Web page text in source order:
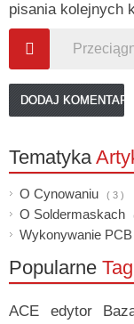
pisania kolejnych
Tematyka
O Cynowaniu ( 3 )
O Soldermaskach
Wykonywanie
Popularne
ACE edytor